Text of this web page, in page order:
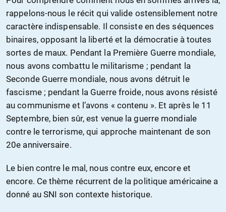
rappelons-nous le récit qui valide ostensiblement notre
caractère indispensable. Il consiste en des séquences
binaires, opposant la liberté et la démocratie à toutes
sortes de maux. Pendant la Première Guerre mondiale,
nous avons combattu le militarisme ; pendant la
Seconde Guerre mondiale, nous avons détruit le
fascisme ; pendant la Guerre froide, nous avons résisté
au communisme et l’avons « contenu ». Et après le 11
Septembre, bien sûr, est venue la guerre mondiale
contre le terrorisme, qui approche maintenant de son
20e anniversaire.
Le bien contre le mal, nous contre eux, encore et
encore. Ce thème récurrent de la politique américaine a
donné au SNI son contexte historique.